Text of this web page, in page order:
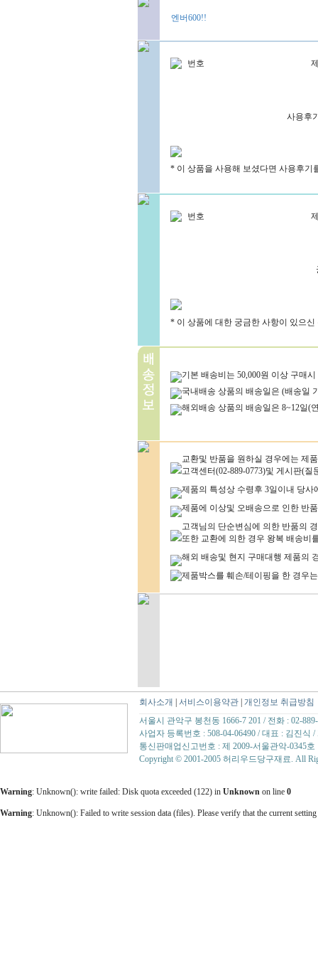
엔버600!!
번호
사용후
* 이 상품을 사용해 보셨다면 사용후기
번호
* 이 상품에 대한 궁금한 사항이 있으
기본 배송비는 50,000원 이상 구매
국내배송 상품의 배송일은 (배송일
해외배송 상품의 배송일은 8~12일(
교환및 반품을 원하실 경우에는 제
고객센터(02-889-0773)및 게시판(
제품의 특성상 수령후 3일이내 당사
제품에 이상및 오배송으로 인한 반
고객님의 단순변심에 의한 반품의
또한 교환에 의한 경우 왕복 배송비
해외 배송및 현지 구매대행 제품의
제품박스를 훼손/테이핑을 한 경우
회사소개 서비스이용약관 개인정보 취급방침
서울시 관악구 봉천동 1666-7 201 / 전화 : 02-
사업자 등록번호 : 508-04-06490 / 대표 : 김진
통신판매업신고번호 : 제 2009-서울관악-0345호
Copyright © 2001-2005 허리우드당구재료. All
Warning: Unknown(): write failed: Disk quota exceeded (122) in Unknown on line 0
Warning: Unknown(): Failed to write session data (files). Please verify that the current